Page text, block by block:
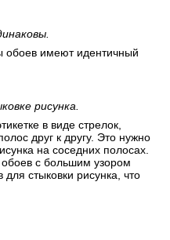
обоев имеют идентичный
рисунка.
в виде стрелок,
друг к другу. Это нужно
на соседних полосах.
обоев с большим узором
стыковки рисунка, что